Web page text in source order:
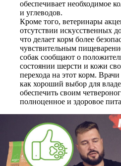
обеспечивает необходимое
и углеводов.
Кроме того, ветеринары
отсутствии искусственных
что делает корм более
чувствительным
собак сообщают о
состоянии шерсти и кожи
перехода на этот корм.
как хороший выбор для
обеспечить своим
полноценное и здоровое